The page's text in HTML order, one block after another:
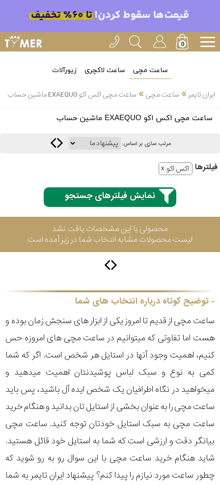
ساعت مچی ساعت لاکچری زیورآلات
ایران تایمر » ساعت مچی» ساعت مچی اکس اکو EXAEQUO ماشین حساب
ساعت مچی اکس اکو EXAEQUO ماشین حساب
مرتب سازی بر اساس:
فیلتر‌ها اکس اکو
نمایش فیلترهای جستجو
محصولی با این مشخصات یافت نشد
لیست محصولات مشابه انتخاب شما در زیر آمده است
توضیح کوتاه درباره انتخاب های شما
ساعت مچی از قدیم تا امروز یکی از ابزار های سنجش زمان بوده و
هست اما تفاوتی که میتوانیم در ساعت مچی های امروزه حس
کنیم، اهمیت وجود آنها در استایل هر شخص است. اگر که شما
کمی به نوع و سبک لباس پوشیدنتان اهمیت میدهید و
میخواهید در نگاه اطرافیان یک شخص ایده آل باشید، پس باید
ساعت مچی را به عنوان بخشی از استایل تان بدانید و هنگام خرید
ساعت مچی به سبک استایل خودتان توجه کنید. ساعت مچی
بیانگر دقت و ارزشی است که شما به استایل خود قائل هستید.
شاید هنگام خرید ساعت مچی با این سوال رو به رو شوید که
چطور ساعت مورد نیازم را پیدا کنم؟ پیشنهاد ایران تایمر به شما
انتخاب
بین 3
3
سیکو
سیتیزن
اورینت
پیلار
لیکوپر
آدیداس
متی
جنسیت
استایل
محدوده